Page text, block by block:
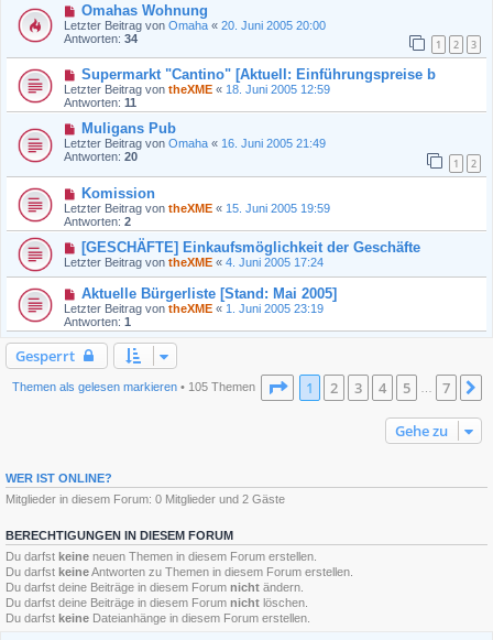
Omahas Wohnung
Letzter Beitrag von Omaha « 20. Juni 2005 20:00
Antworten: 34 1 2 3
Supermarkt "Cantino" [Aktuell: Einführungspreise b
Letzter Beitrag von theXME « 18. Juni 2005 12:59
Antworten: 11
Muligans Pub
Letzter Beitrag von Omaha « 16. Juni 2005 21:49
Antworten: 20 1 2
Komission
Letzter Beitrag von theXME « 15. Juni 2005 19:59
Antworten: 2
[GESCHÄFTE] Einkaufsmöglichkeit der Geschäfte
Letzter Beitrag von theXME « 4. Juni 2005 17:24
Aktuelle Bürgerliste [Stand: Mai 2005]
Letzter Beitrag von theXME « 1. Juni 2005 23:19
Antworten: 1
Gesperrt
Themen als gelesen markieren• 105 Themen Seite 1von
1 2 3 4 5 7
Gehe zu
WER IST ONLINE?
Mitglieder in diesem Forum: 0 Mitglieder und 2 Gäste
BERECHTIGUNGEN IN DIESEM FORUM
Du darfst keine neuen Themen in diesem Forum erstellen.
Du darfst keineAntworten zu Themen in diesem Forum erstellen.
Du darfst deine Beiträge in diesem Forum nicht ändern.
Du darfst deine Beiträge in diesem Forum nicht löschen.
Du darfst keine Dateianhänge in diesem Forum erstellen.